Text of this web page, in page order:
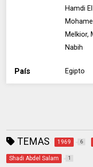
Hamdi
Melkior,
Nabih
País Egipto
TEMAS 1969 6
Shadi Abdel Salam 1